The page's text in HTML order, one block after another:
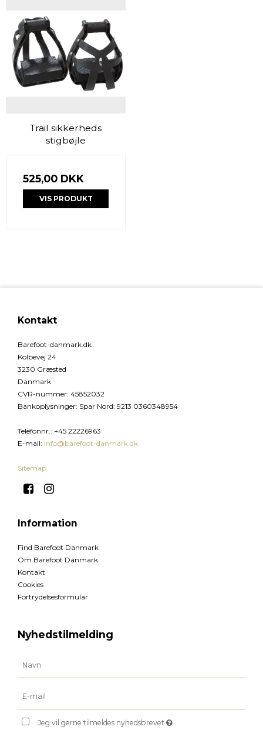
Trail sikkerheds
stigbøjle
525,00 DKK
VIS PRODUKT
Kontakt
Barefoot-danmark.dk
Kolbevej 24
3230 Græsted
Danmark
CVR-nummer: 45852032
Bankoplysninger: Spar Nord: 9213 0360348954
Telefonnr.: +45 22226963
E-mail: info@barefoot-danmark.dk
Sitemap
Information
Find Barefoot Danmark
Om Barefoot Danmark
Kontakt
Cookies
Fortrydelsesformular
Nyhedstilmelding
Jeg vil gerne tilmeldes nyhedsbrevet